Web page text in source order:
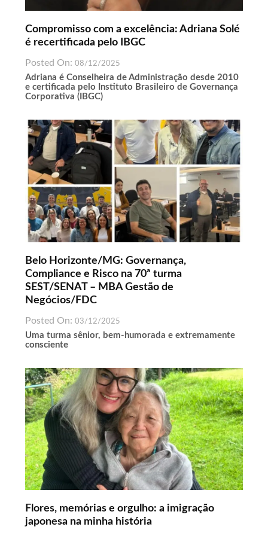
Compromisso com a excelência: Adriana Solé
é recertificada pelo IBGC
Posted On: 08/12/2025
Adriana é Conselheira de Administração desde 2010
e certificada pelo Instituto Brasileiro de Governança
Corporativa (IBGC)
Belo Horizonte/MG: Governança,
Compliance e Risco na 70ª turma
SEST/SENAT – MBA Gestão de
Negócios/FDC
Posted On: 03/12/2025
Uma turma sênior, bem-humorada e extremamente
consciente
Flores, memórias e orgulho: a imigração
japonesa na minha história